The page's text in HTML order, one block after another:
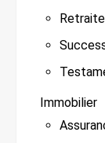
Immobilier